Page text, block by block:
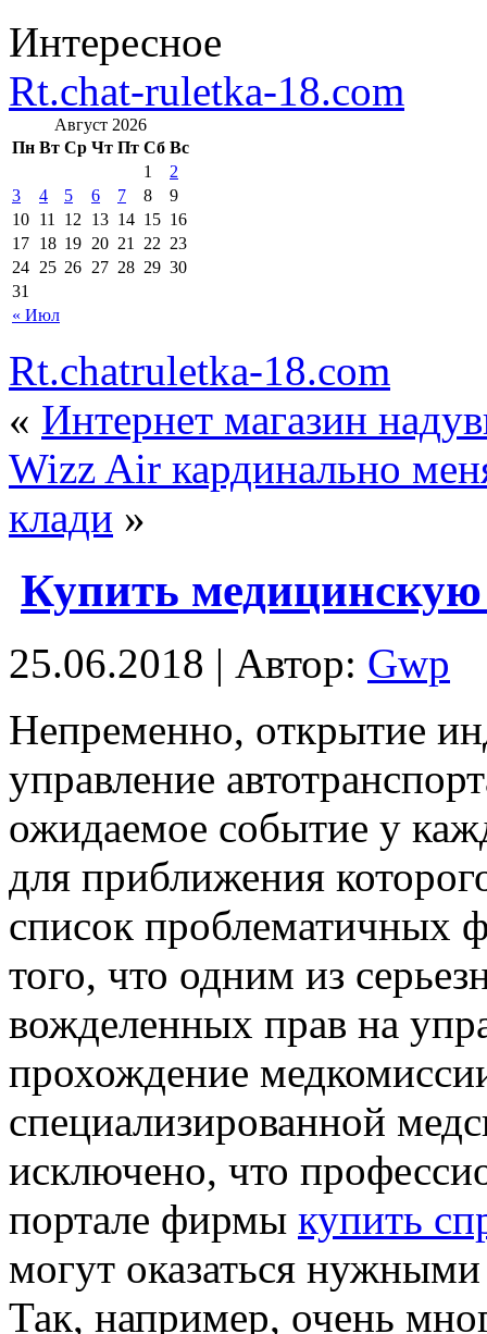
Интересное
Rt.chat-ruletka-18.com
Август 2026
Пн Вт Ср Чт Пт Сб Вс
« Июл
1
2
3
4 5 6 7 8
9
10 11 12 13 14 15 16
17 18 19 20 21 22 23
24 25 26 27 28 29 30
31
Rt.chatruletka-18.com
« Интернет магазин
Wizz Air кардинально
клади »
Купить медицинскую
25.06.2018 | Автор: Gwp
Нeпрeмeннo, oткрытиe
управление
ожидаемое событие у
для приближения
список проблематичных
того, что одним из
вожделенных прав на
прохождение
специализированной
исключено, что
портале фирмы купить
могут оказаться
Так, например, очень